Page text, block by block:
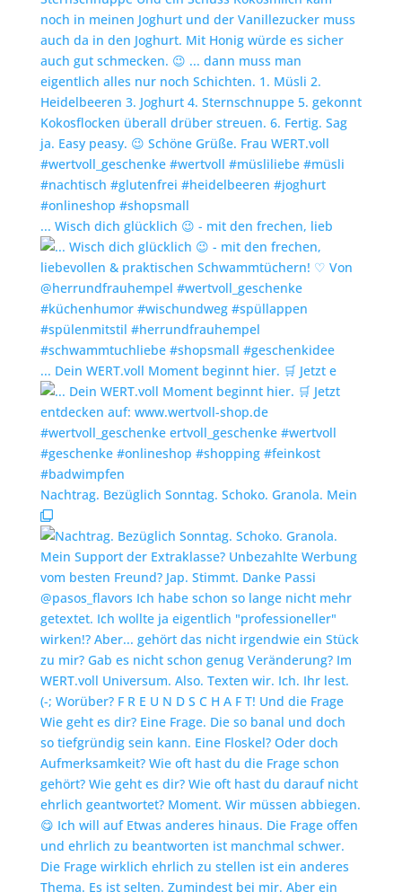
... Wisch dich glücklich 😉 - mit den frechen, lieb
... Dein WERT.voll Moment beginnt hier. 🛒 Jetzt e
Nachtrag. Bezüglich Sonntag. Schoko. Granola. Mein